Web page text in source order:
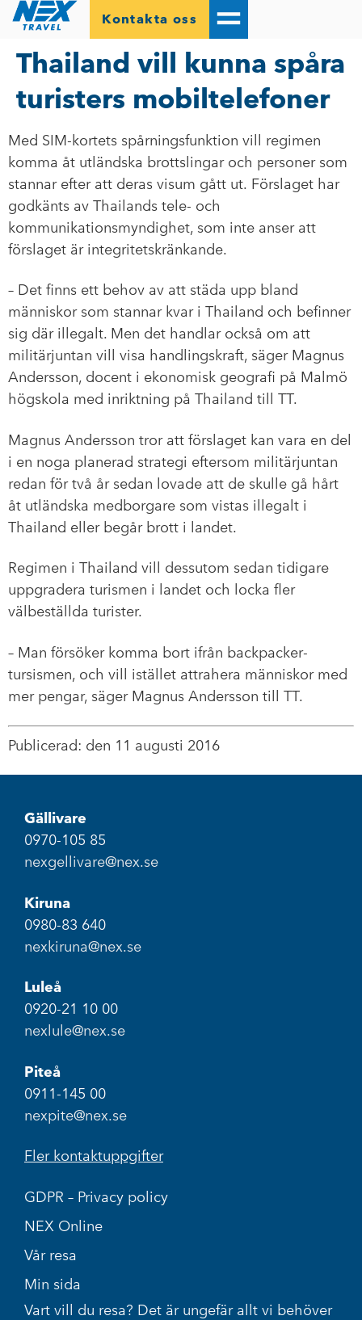
Kontakta oss
Thailand vill kunna spåra
turisters mobiltelefoner
Med SIM-kortets spårningsfunktion vill regimen
komma åt utländska brottslingar och personer som
stannar efter att deras visum gått ut. Förslaget har
godkänts av Thailands tele- och
kommunikationsmyndighet, som inte anser att
förslaget är integritetskränkande.
– Det finns ett behov av att städa upp bland
människor som stannar kvar i Thailand och befinner
sig där illegalt. Men det handlar också om att
militärjuntan vill visa handlingskraft, säger Magnus
Andersson, docent i ekonomisk geografi på Malmö
högskola med inriktning på Thailand till TT.
Magnus Andersson tror att förslaget kan vara en del
i en noga planerad strategi eftersom militärjuntan
redan för två år sedan lovade att de skulle gå hårt
åt utländska medborgare som vistas illegalt i
Thailand eller begår brott i landet.
Regimen i Thailand vill dessutom sedan tidigare
uppgradera turismen i landet och locka fler
välbeställda turister.
– Man försöker komma bort ifrån backpacker-
tursismen, och vill istället attrahera människor med
mer pengar, säger Magnus Andersson till TT.
Publicerad: den 11 augusti 2016
Gällivare
0970-105 85
nexgellivare@nex.se
Kiruna
0980-83 640
nexkiruna@nex.se
Luleå
0920-21 10 00
nexlule@nex.se
Piteå
0911-145 00
nexpite@nex.se
Fler kontaktuppgifter
GDPR – Privacy policy
NEX Online
Vår resa
Min sida
Vart vill du resa? Det är ungefär allt vi behöver